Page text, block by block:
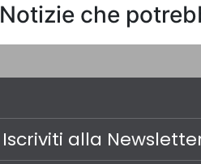
Notizie che
Iscriviti alla